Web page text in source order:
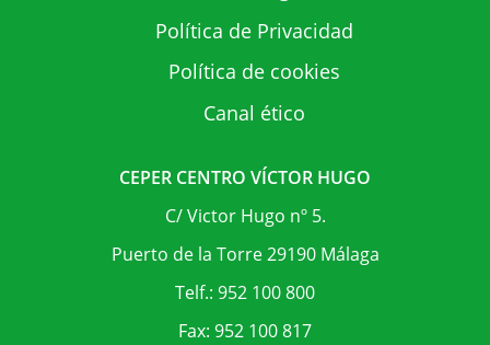
Política de Privacidad
Política de cookies
Canal ético
CEPER CENTRO VÍCTOR HUGO
C/ Victor Hugo nº 5.
Puerto de la Torre 29190 Málaga
Telf.: 952 100 800
Fax: 952 100 817